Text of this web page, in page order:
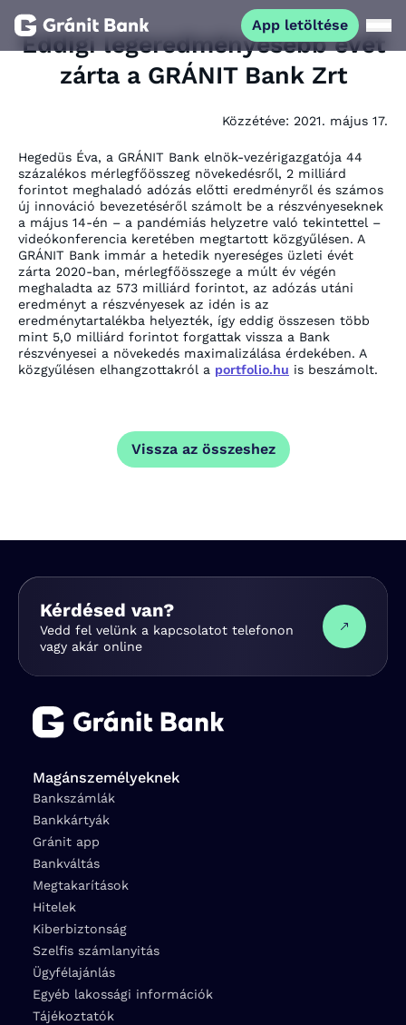
App letöltése
Magánszemélyeknek
Fiataloknak
Befektetőknek
Kapcsolat
Netbank App letöltése
Eddigi legeredményesebb évét
zárta a GRÁNIT Bank Zrt
Közzétéve: 2021. május 17.
Hegedüs Éva, a GRÁNIT Bank elnök-vezérigazgatója 44
százalékos mérlegfőösszeg növekedésről, 2 milliárd
forintot meghaladó adózás előtti eredményről és számos
új innováció bevezetéséről számolt be a részvényeseknek
a május 14-én – a pandémiás helyzetre való tekintettel –
videókonferencia keretében megtartott közgyűlésen. A
GRÁNIT Bank immár a hetedik nyereséges üzleti évét
zárta 2020-ban, mérlegfőösszege a múlt év végén
meghaladta az 573 milliárd forintot, az adózás utáni
eredményt a részvényesek az idén is az
eredménytartalékba helyezték, így eddig összesen több
mint 5,0 milliárd forintot forgattak vissza a Bank
részvényesei a növekedés maximalizálása érdekében. A
közgyűlésen elhangzottakról a portfolio.hu is beszámolt.
Vissza az összeshez
Kérdésed van?
Vedd fel velünk a kapcsolatot telefonon
vagy akár online
Magánszemélyeknek
Bankszámlák
Bankkártyák
Gránit app
Bankváltás
Megtakarítások
Hitelek
Kiberbiztonság
Szelfis számlanyitás
Ügyfélajánlás
Egyéb lakossági információk
Tájékoztatók